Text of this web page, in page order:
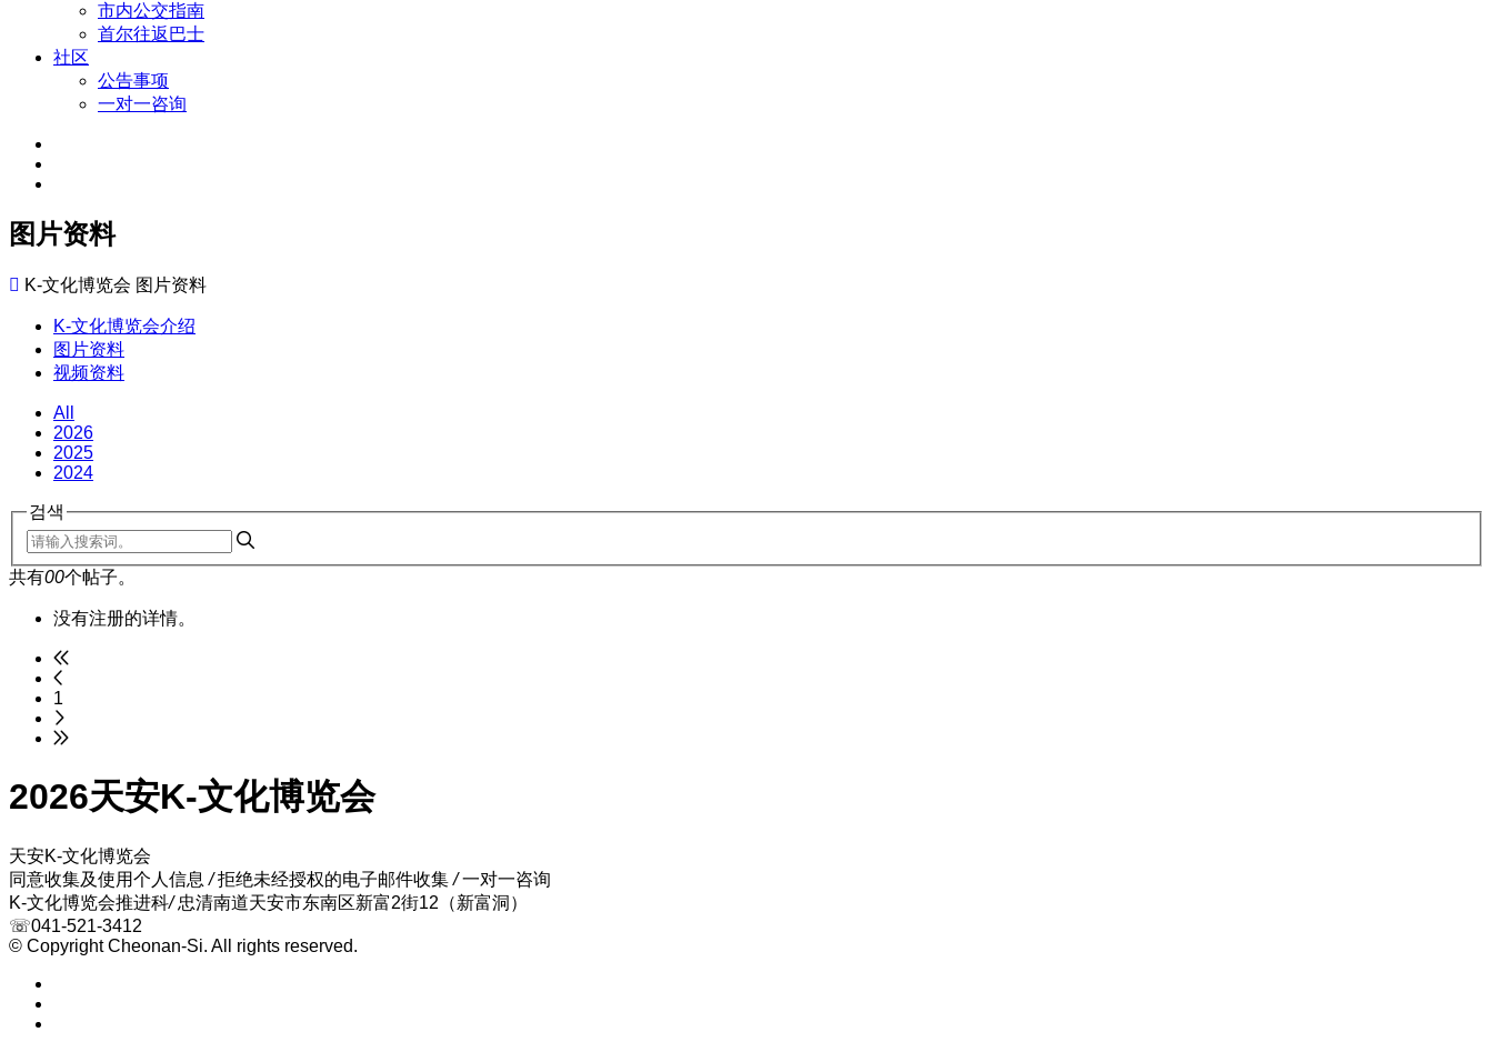
市内公交指南
首尔往返巴士
社区
公告事项
一对一咨询
图片资料
K-文化博览会 图片资料
K-文化博览会介绍
图片资料
视频资料
All
2026
2025
2024
검색
共有00个帖子。
没有注册的详情。
1
2026天安K-文化博览会
天安K-文化博览会
同意收集及使用个人信息/拒绝未经授权的电子邮件收集/一对一咨询
K-文化博览会推进科/忠清南道天安市东南区新富2街12（新富洞）
☏041-521-3412
© Copyright Cheonan-Si. All rights reserved.